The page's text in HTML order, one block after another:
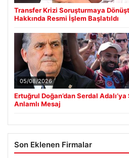
Transfer Krizi Soruşturmaya
Hakkında Resmi İşlem Başlatıldı
05/08/2026
Ertuğrul Doğan’dan Serdal
Anlamlı Mesaj
Son Eklenen Firmalar